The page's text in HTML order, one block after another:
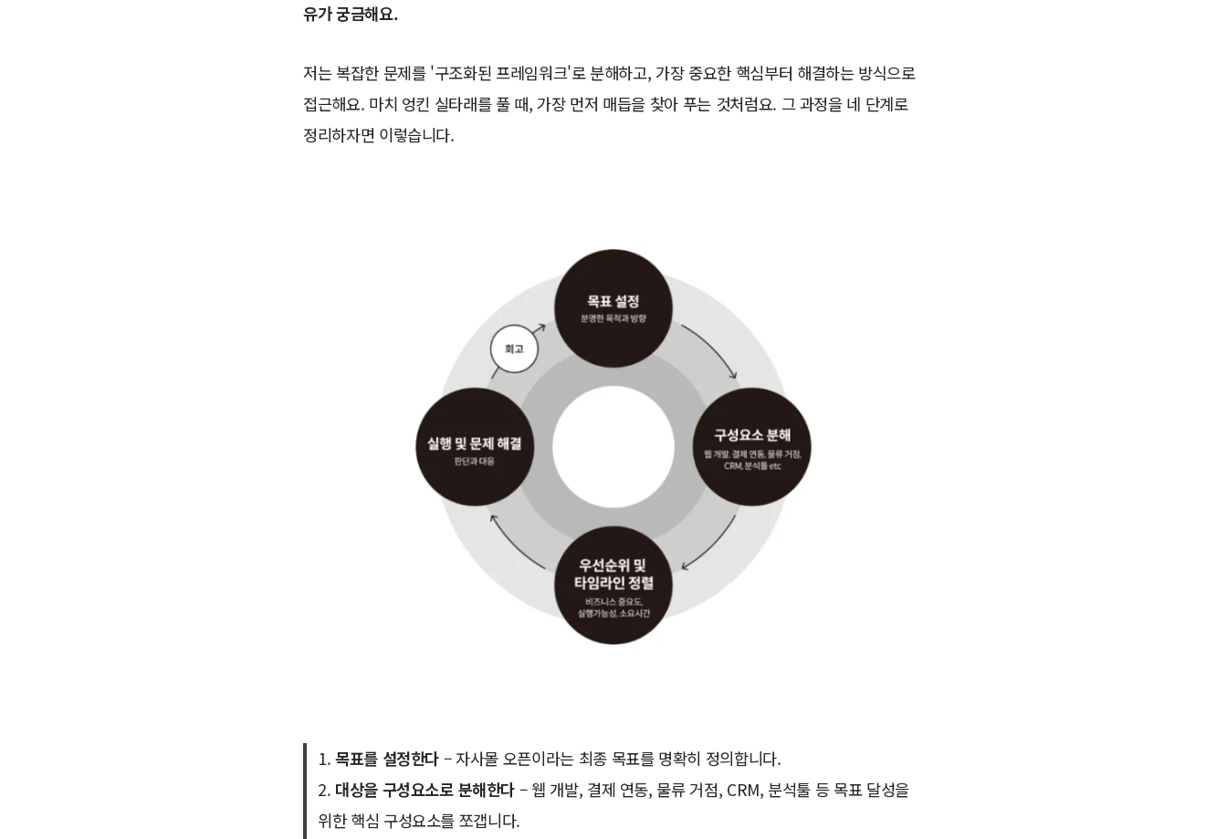
유가 궁금해요.
저는 복잡한 문제를 '구조화된 프레임워크'로 분해하고, 가장 중요한 핵심부터 해결하는 방식으로
접근해요. 마치 엉킨 실타래를 풀 때, 가장 먼저 매듭을 찾아 푸는 것처럼요. 그 과정을 네 단계로
정리하자면 이렇습니다.
1. 목표를 설정한다 – 자사몰 오픈이라는 최종 목표를 명확히 정의합니다.
2. 대상을 구성요소로 분해한다 – 웹 개발, 결제 연동, 물류 거점, CRM, 분석툴 등 목표 달성을
위한 핵심 구성요소를 쪼갭니다.